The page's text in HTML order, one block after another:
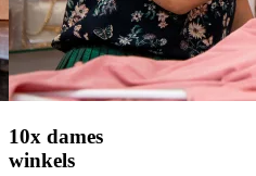
10x dames
winkels